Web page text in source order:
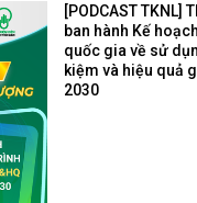
[PODCAST TKNL]
ban hành Kế
quốc gia về sử
kiệm và hiệu quả
2030